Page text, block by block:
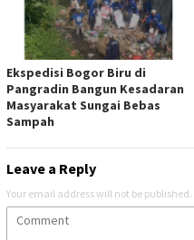
Ekspedisi Bogor Biru di
Pangradin Bangun Kesadaran
Masyarakat Sungai Bebas
Sampah
Leave a Reply
Your email address will not be published.